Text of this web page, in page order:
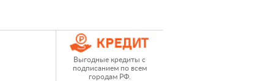
Выгодные кредиты с
подписанием по всем
городам РФ.